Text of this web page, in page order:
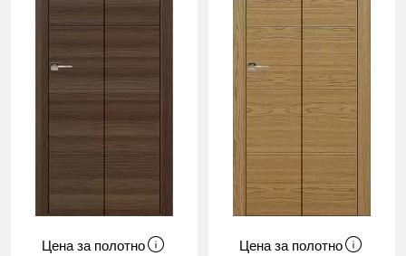
Цена за полотно Цена за полотно